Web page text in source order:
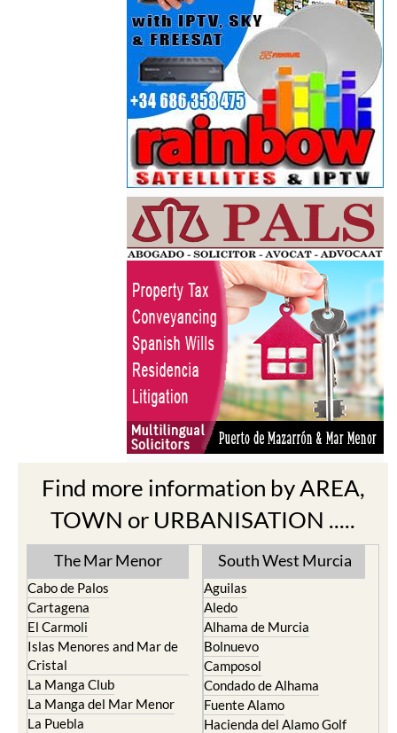
Find more information by AREA,
TOWN or URBANISATION .....
The Mar Menor
Cabo de Palos
Cartagena
El Carmoli
Islas Menores and Mar de
Cristal
La Manga Club
La Manga del Mar Menor
La Puebla
South West Murcia
Aguilas
Aledo
Alhama de Murcia
Bolnuevo
Camposol
Condado de Alhama
Fuente Alamo
Hacienda del Alamo Golf